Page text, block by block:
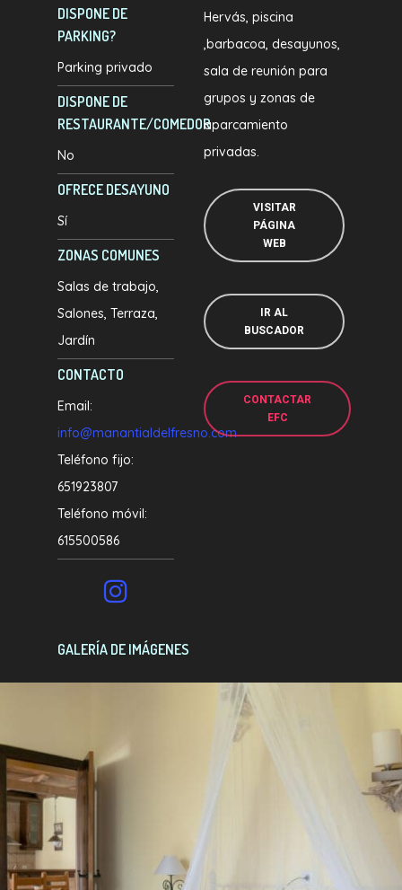
DISPONE DE
PARKING?
Parking privado
DISPONE DE
RESTAURANTE/COMEDOR
No
OFRECE DESAYUNO
Sí
ZONAS COMUNES
Salas de trabajo
Salones Terraza
Jardín
CONTACTO
Email:
info@manantialdelfresno.com
Teléfono fijo:
651923807
Teléfono móvil:
615500586
Hervás, piscina
,barbacoa, desayunos,
sala de reunión para
grupos y zonas de
aparcamiento
privadas.
VISITAR
PÁGINA
WEB
IR AL
BUSCADOR
CONTACTAR
EFC
GALERÍA DE IMÁGENES